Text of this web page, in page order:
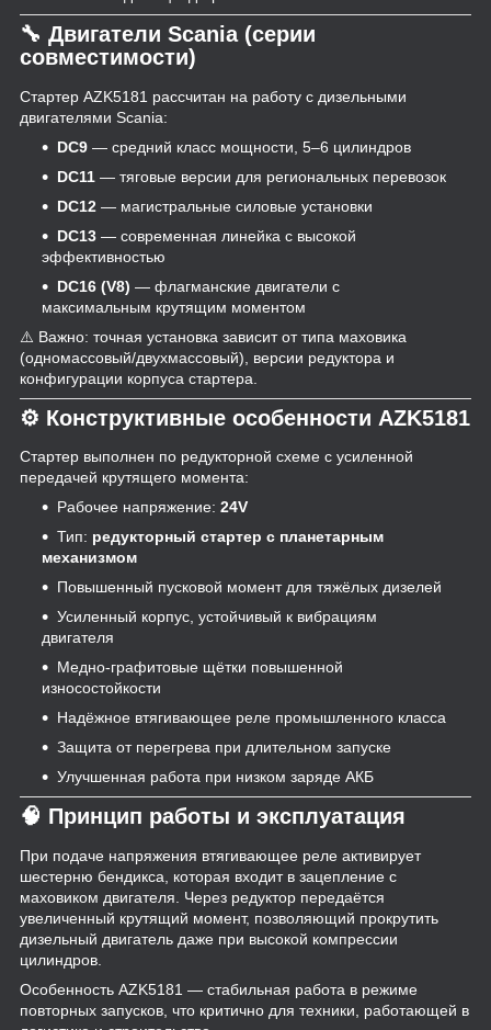
🔧 Двигатели Scania (серии
совместимости)
Стартер AZK5181 рассчитан на работу с дизельными
двигателями Scania:
DC9 — средний класс мощности, 5–6 цилиндров
DC11 — тяговые версии для региональных перевозок
DC12 — магистральные силовые установки
DC13 — современная линейка с высокой
эффективностью
DC16 (V8) — флагманские двигатели с
максимальным крутящим моментом
⚠️ Важно: точная установка зависит от типа маховика
(одномассовый/двухмассовый), версии редуктора и
конфигурации корпуса стартера.
⚙️ Конструктивные особенности AZK5181
Стартер выполнен по редукторной схеме с усиленной
передачей крутящего момента:
Рабочее напряжение: 24V
Тип: редукторный стартер с планетарным
механизмом
Повышенный пусковой момент для тяжёлых дизелей
Усиленный корпус, устойчивый к вибрациям
двигателя
Медно-графитовые щётки повышенной
износостойкости
Надёжное втягивающее реле промышленного класса
Защита от перегрева при длительном запуске
Улучшенная работа при низком заряде АКБ
🧠 Принцип работы и эксплуатация
При подаче напряжения втягивающее реле активирует
шестерню бендикса, которая входит в зацепление с
маховиком двигателя. Через редуктор передаётся
увеличенный крутящий момент, позволяющий прокрутить
дизельный двигатель даже при высокой компрессии
цилиндров.
Особенность AZK5181 — стабильная работа в режиме
повторных запусков, что критично для техники, работающей в